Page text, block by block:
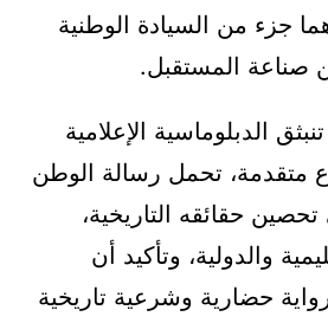
جزء من السيادة الوطنية
صناعة المستقبل.
الدبلوماسية الإعلامية
متقدمة، تحمل رسالة الوطن
حقائقه التاريخية،
والدولية، وتأكيد أن
حضارية وشرعية تاريخية